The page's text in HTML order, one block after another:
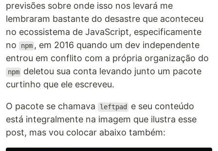
previsões sobre onde isso nos levará me
lembraram bastante do desastre que aconteceu
no ecossistema de JavaScript, especificamente
no
npm , em 2016 quando um dev independente
entrou em conflito com a própria organização do
npm deletou sua conta levando junto um pacote
curtinho que ele escreveu.
O pacote se chamava leftpad
e seu conteúdo
está integralmente na imagem que ilustra esse
post, mas vou colocar abaixo também: